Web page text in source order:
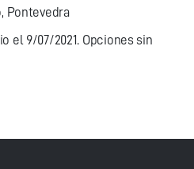
Pontevedra
el 9/07/2021. Opciones sin